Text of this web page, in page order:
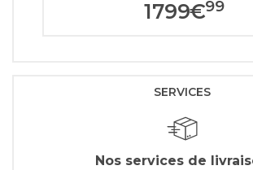
1799€99
SERVICES
Nos services de